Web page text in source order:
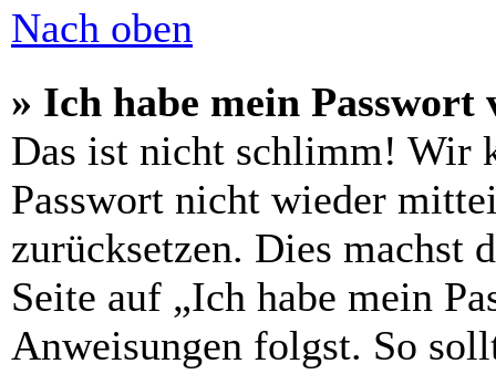
Nach oben
» Ich habe mein Passwort
Das ist nicht schlimm! Wir
Passwort nicht wieder
zurücksetzen. Dies machst
Seite auf „Ich habe mein
Anweisungen folgst. So